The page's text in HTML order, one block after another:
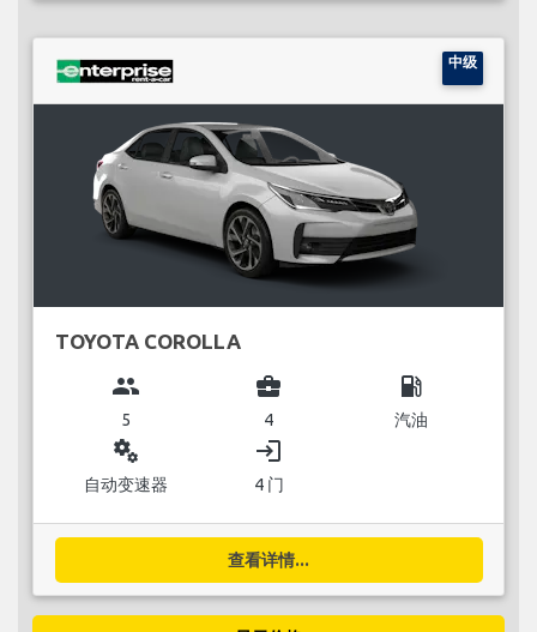
中级
TOYOTA COROLLA
group
5
business_center
4
local_gas_station
汽油
miscellaneous_services
自动变速器
login
4 门
查看详情...